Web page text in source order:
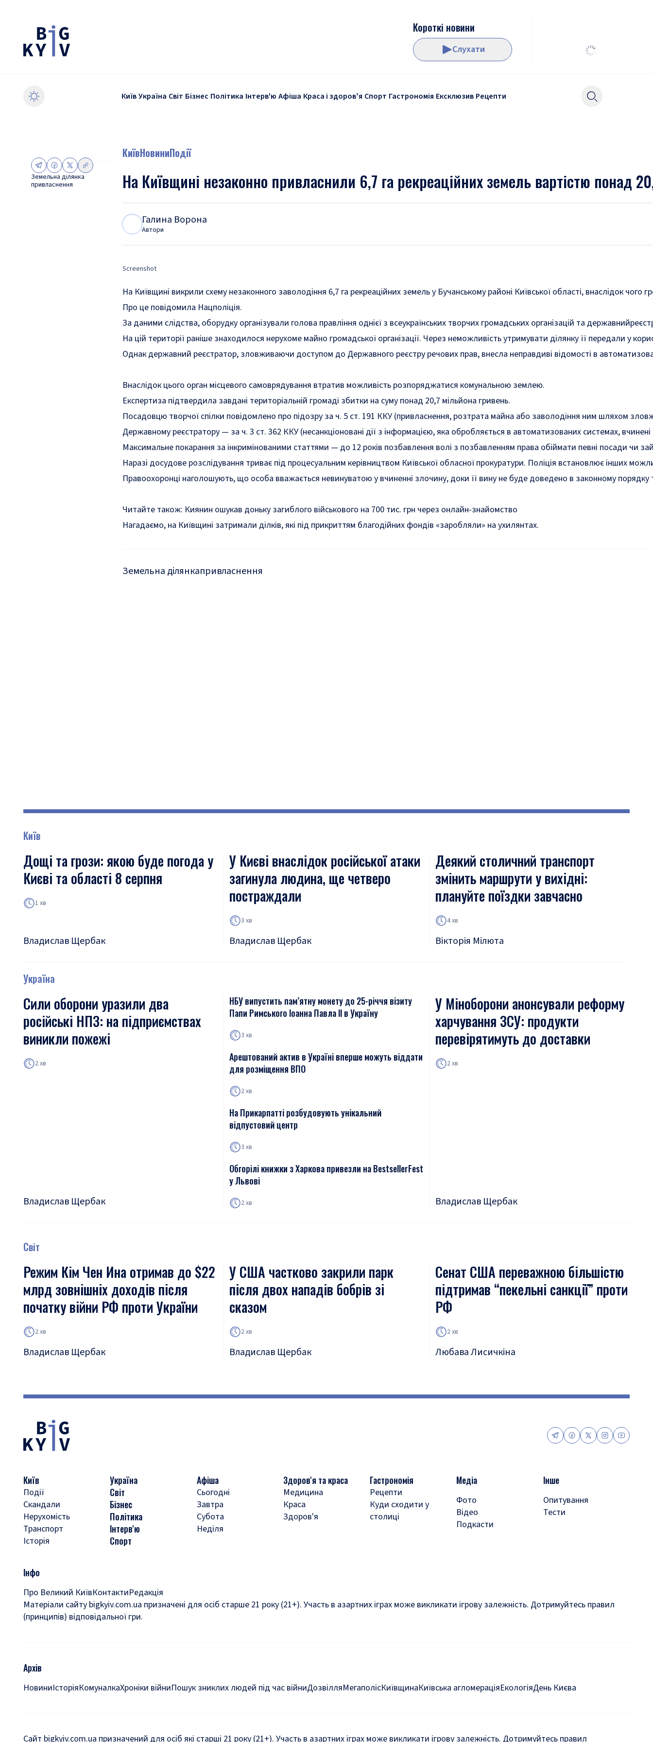
Короткі новини
Слухати
КиївУкраїна Світ Бізнес Політика Інтерв'ю Афіша Краса і здоровʼя Спорт Гастрономія Ексклюзив Рецепти
Земельна ділянка
привласнення
КиївНовиниПодії
На Київщині незаконно привласнили 6,7 га рекреаційних земель вартістю понад
Галина Ворона
Автори
Screenshot
На Київщині викрили схему незаконного заволодіння 6,7 га рекреаційних земель у Бучанському районі Київської області, внаслідок
Про це повідомила Нацполіція.
За даними слідства, оборудку організували голова правління однієї з всеукраїнських творчих громадських організацій та
На цій території раніше знаходилося нерухоме майно громадської організації. Через неможливість утримувати ділянку її передали у
Однак державний реєстратор, зловживаючи доступом до Державного реєстру речових прав, внесла неправдиві відомості в
Внаслідок цього орган місцевого самоврядування втратив можливість розпоряджатися комунальною землею.
Експертиза підтвердила завдані територіальній громаді збитки на суму понад 20,7 мільйона гривень.
Посадовцю творчої спілки повідомлено про підозру за ч. 5 ст. 191 ККУ (привласнення, розтрата майна або заволодіння ним шляхом
Державному реєстратору — за ч. 3 ст. 362 ККУ (несанкціоновані дії з інформацією, яка обробляється в автоматизованих системах,
Максимальне покарання за інкримінованими статтями — до 12 років позбавлення волі з позбавленням права обіймати певні посади чи
Наразі досудове розслідування триває під процесуальним керівництвом Київської обласної прокуратури. Поліція встановлює інших
Правоохоронці наголошують, що особа вважається невинуватою у вчиненні злочину, доки її вину не буде доведено в законному
Читайте також: Киянин ошукав доньку загиблого військового на 700 тис. грн через онлайн-знайомство
Нагадаємо, на Київщині затримали ділків, які під прикриттям благодійних фондів «заробляли» на ухилянтах.
Земельна ділянкапривласнення
Київ
Дощі та грози: якою буде погода у
Києві та області 8 серпня
1 хв
Владислав Щербак
У Києві внаслідок російської атаки
загинула людина, ще четверо
постраждали
3 хв
Владислав Щербак
Деякий столичний транспорт
змінить маршрути у вихідні:
плануйте поїздки завчасно
4 хв
Вікторія Мілюта
Україна
Сили оборони уразили два
російські НПЗ: на підприємствах
виникли пожежі
2 хв
Владислав Щербак
НБУ випустить пам’ятну монету до 25-річчя візиту
Папи Римського Іоанна Павла ІІ в Україну
3 хв
Арештований актив в Україні вперше можуть віддати
для розміщення ВПО
2 хв
На Прикарпатті розбудовують унікальний
відпустовий центр
3 хв
Обгорілі книжки з Харкова привезли на BestsellerFest
у Львові
2 хв
У Міноборони анонсували реформу
харчування ЗСУ: продукти
перевірятимуть до доставки
2 хв
Владислав Щербак
Світ
Режим Кім Чен Ина отримав до $22
млрд зовнішніх доходів після
початку війни РФ проти України
2 хв
Владислав Щербак
У США частково закрили парк
після двох нападів бобрів зі
сказом
2 хв
Владислав Щербак
Сенат США переважною більшістю
підтримав “пекельні санкції” проти
РФ
2 хв
Любава Лисичкіна
Київ
Події
Скандали
Нерухомість
Транспорт
Історія
Україна
Світ
Бізнес
Політика
Інтерв'ю
Спорт
Афіша
Сьогодні
Завтра
Субота
Неділя
Здоров'я та краса
Медицина
Краса
Здоров'я
Гастрономія
Рецепти
Куди сходити у
столиці
Медіа
Фото
Відео
Подкасти
Інше
Опитування
Тести
Інфо
Про Великий КиївКонтактиРедакція
Матеріали сайту bigkyiv.com.ua призначені для осіб старше 21 року (21+). Участь в азартних іграх може викликати ігрову залежність. Дотримуйтесь правил
(принципів) відповідальної гри.
Архів
НовиниІсторіяКомуналкаХроніки війниПошук зниклих людей під час війниДозвілляМегаполісКиївщинаКиївська агломераціяЕкологіяДень Києва
Сайт bigkyiv.com.ua призначений для осіб які старші 21 року (21+). Участь в азартних іграх може викликати ігрову залежність. Дотримуйтесь правил